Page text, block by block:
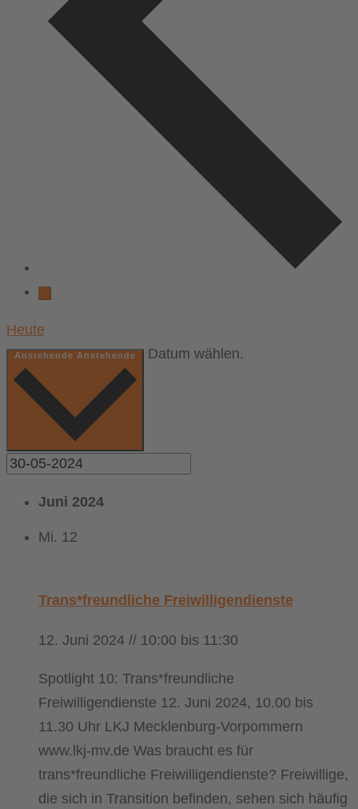
Heute
Anstehende Anstehende Datum wählen.
Juni 2024
Mi. 12
Trans*freundliche Freiwilligendienste
12. Juni 2024 // 10:00 bis 11:30
Spotlight 10: Trans*freundliche
Freiwilligendienste 12. Juni 2024, 10.00 bis
11.30 Uhr LKJ Mecklenburg-Vorpommern
www.lkj-mv.de Was braucht es für
trans*freundliche Freiwilligendienste? Freiwillige,
die sich in Transition befinden, sehen sich häufig